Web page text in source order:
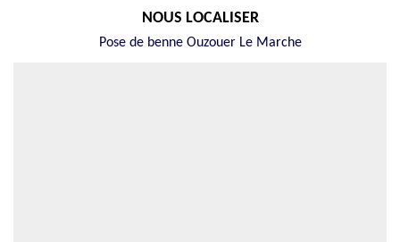
NOUS LOCALISER
Pose de benne Ouzouer Le Marche